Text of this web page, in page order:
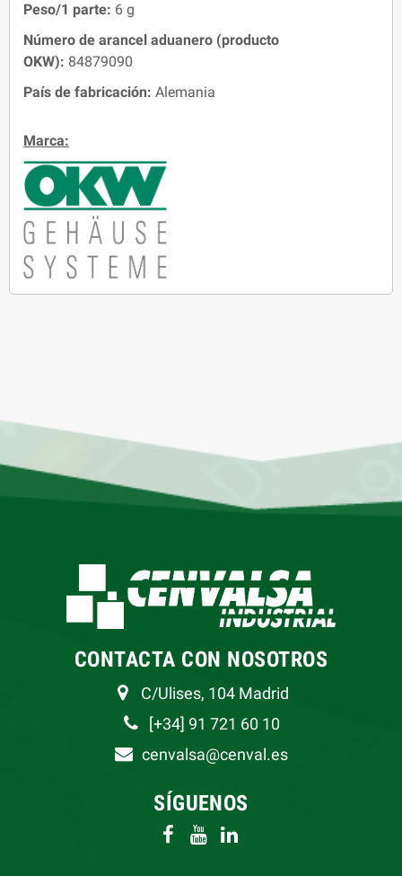
Peso/1 parte: 6 g
Número de arancel aduanero (producto
OKW): 84879090
País de fabricación: Alemania
Marca:
CONTACTA CON NOSOTROS
C/Ulises, 104 Madrid
[+34] 91 721 60 10
cenvalsa@cenval.es
SÍGUENOS